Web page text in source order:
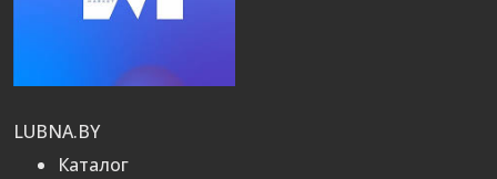
LUBNA.BY
Каталог